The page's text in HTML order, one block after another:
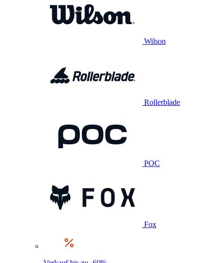
Wilson
Rollerblade
POC
Fox